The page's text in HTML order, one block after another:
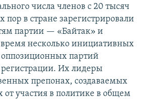
числа членов с 20 тысяч
пор в стране зарегистрировали
партии — «Байтак» и
несколько инициативных
оппозиционных партий
Их лидеры
препонах, создаваемых
от участия в политике в общем